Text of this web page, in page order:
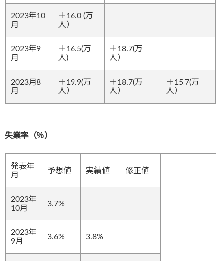
2023年10
月
＋16.0 (万
人）
2023年9
月
＋16.5(万
人)
＋18.7(万
人）
2023月8
月
＋19.9(万
人）
＋18.7(万
人）
＋15.7(万
人）
失業率（％）
発表年
月
予想値 実績値 修正値
2023年
10月
3.7%
2023年
9月
3.6% 3.8%